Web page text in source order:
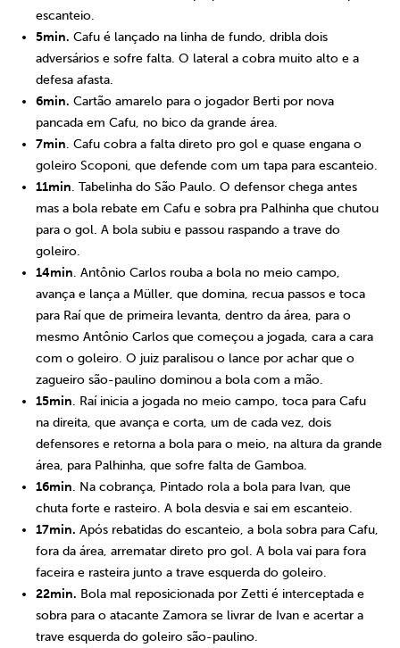
escanteio.
5min. Cafu é lançado na linha de fundo, dribla dois
adversários e sofre falta. O lateral a cobra muito alto e a
defesa afasta.
6min. Cartão amarelo para o jogador Berti por nova
pancada em Cafu, no bico da grande área.
7min. Cafu cobra a falta direto pro gol e quase engana o
goleiro Scoponi, que defende com um tapa para escanteio.
11min. Tabelinha do São Paulo. O defensor chega antes
mas a bola rebate em Cafu e sobra pra Palhinha que chutou
para o gol. A bola subiu e passou raspando a trave do
goleiro.
14min. Antônio Carlos rouba a bola no meio campo,
avança e lança a Müller, que domina, recua passos e toca
para Raí que de primeira levanta, dentro da área, para o
mesmo Antônio Carlos que começou a jogada, cara a cara
com o goleiro. O juiz paralisou o lance por achar que o
zagueiro são-paulino dominou a bola com a mão.
15min. Raí inicia a jogada no meio campo, toca para Cafu
na direita, que avança e corta, um de cada vez, dois
defensores e retorna a bola para o meio, na altura da grande
área, para Palhinha, que sofre falta de Gamboa.
16min. Na cobrança, Pintado rola a bola para Ivan, que
chuta forte e rasteiro. A bola desvia e sai em escanteio.
17min. Após rebatidas do escanteio, a bola sobra para Cafu,
fora da área, arrematar direto pro gol. A bola vai para fora
faceira e rasteira junto a trave esquerda do goleiro.
22min. Bola mal reposicionada por Zetti é interceptada e
sobra para o atacante Zamora se livrar de Ivan e acertar a
trave esquerda do goleiro são-paulino.